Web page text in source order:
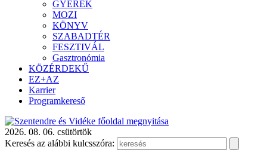
GYEREK
MOZI
KÖNYV
SZABADTÉR
FESZTIVÁL
Gasztronómia
KÖZÉRDEKŰ
EZ+AZ
Karrier
Programkereső
2026. 08. 06. csütörtök
Keresés az alábbi kulcsszóra: